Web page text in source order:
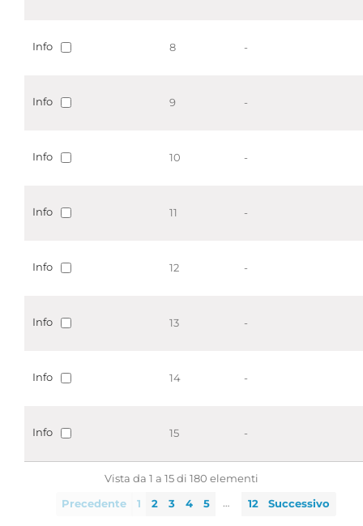
Info 8 -
Info 9 -
Info 10 -
Info 11 -
Info 12 -
Info 13 -
Info 14 -
Info 15 -
Vista da 1 a 15 di 180 elementi
Precedente 1 2 3 4 5 … 12 Successivo